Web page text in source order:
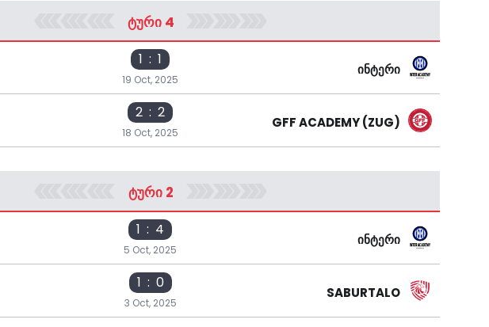
ᲢᲣᲠᲘ 4
1 : 1
19 Oct, 2025
ᲘᲜᲢᲔᲠᲘ
2 : 2
18 Oct, 2025
GFF ACADEMY (ZUG)
ᲢᲣᲠᲘ 2
1 : 4
5 Oct, 2025
ᲘᲜᲢᲔᲠᲘ
1 : 0
3 Oct, 2025
SABURTALO